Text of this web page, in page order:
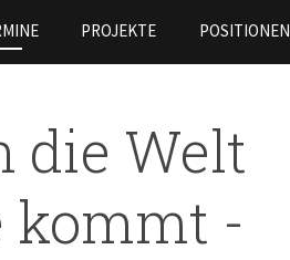
zum
Inhalt
PROJEKTE POSITIONEN
die Welt
kommt -